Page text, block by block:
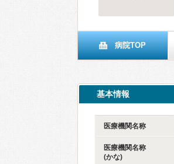
病院TOP
基本情報
医療機関名称
医療機関名称
(かな)